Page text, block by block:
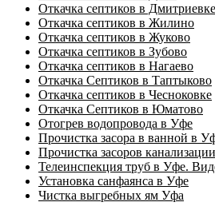
Откачка септиков в Дмитриевке
Откачка септиков в Жилино
Откачка септиков в Жуково
Откачка септиков в Зубово
Откачка септиков в Нагаево
Откачка Септиков в Таптыково
Откачка септиков в Чесноковке
Откачка Септиков в Юматово
Отогрев водопровода в Уфе
Прочистка засора в ванной в
Прочистка засоров
Телеинспекция труб в Уфе.
Установка санфаянса в Уфе
Чистка выгребных ям Уфа